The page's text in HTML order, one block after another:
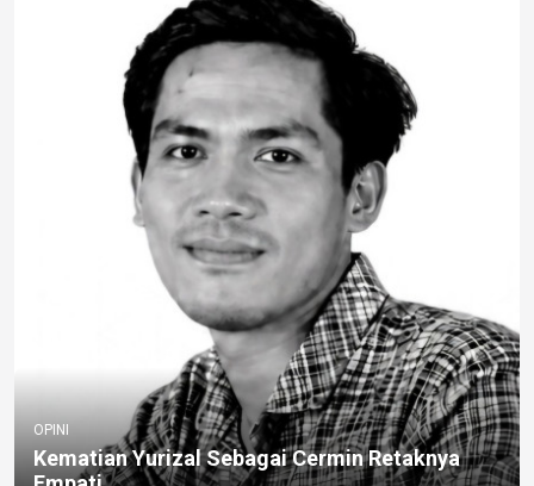
OPINI
Kematian Yurizal Sebagai Cermin Retaknya